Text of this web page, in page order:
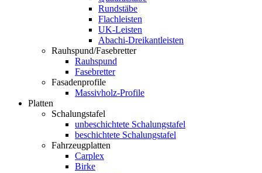
Rundstäbe
Flachleisten
UK-Leisten
Abachi-Dreikantleisten
Rauhspund/Fasebretter
Rauhspund
Fasebretter
Fasadenprofile
Massivholz-Profile
Platten
Schalungstafel
unbeschichtete Schalungstafel
beschichtete Schalungstafel
Fahrzeugplatten
Carplex
Birke